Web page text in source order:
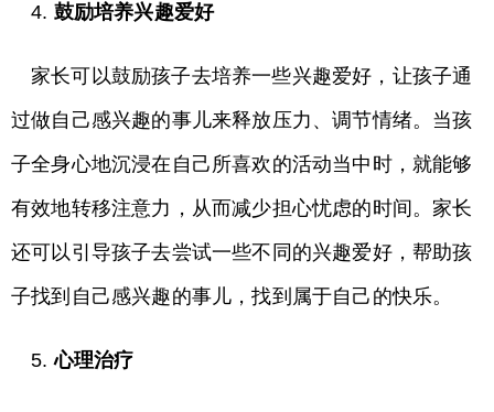
4. 鼓励培养兴趣爱好
家长可以鼓励孩子去培养一些兴趣爱好，让孩子通
过做自己感兴趣的事儿来释放压力、调节情绪。当孩
子全身心地沉浸在自己所喜欢的活动当中时，就能够
有效地转移注意力，从而减少担心忧虑的时间。家长
还可以引导孩子去尝试一些不同的兴趣爱好，帮助孩
子找到自己感兴趣的事儿，找到属于自己的快乐。
5.心理治疗